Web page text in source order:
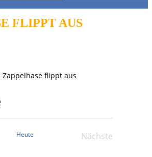
FLIPPT AUS
Zappelhase flippt aus
Heute
Nächste